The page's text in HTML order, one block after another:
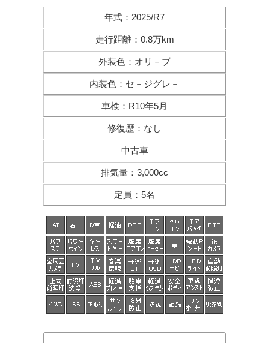
年式 ： 2025/R7
走行距離： 0.8万km
外装色 ： オリ－ブ
内装色 ： セ－ジグレ－
車検 ： R10年5月
修復歴 ： なし
中古車
排気量 ： 3,000cc
定員 ： 5名